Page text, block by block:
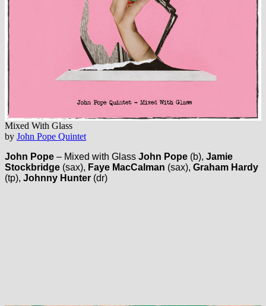
Mixed With Glass
by John Pope Quintet
John Pope – Mixed with Glass John Pope (b), Jamie
Stockbridge (sax), Faye MacCalman (sax), Graham Hardy
(tp), Johnny Hunter (dr)